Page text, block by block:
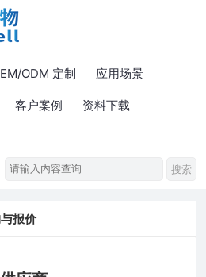
ODM 定制 应用场景
客户案例 资料下载
报价